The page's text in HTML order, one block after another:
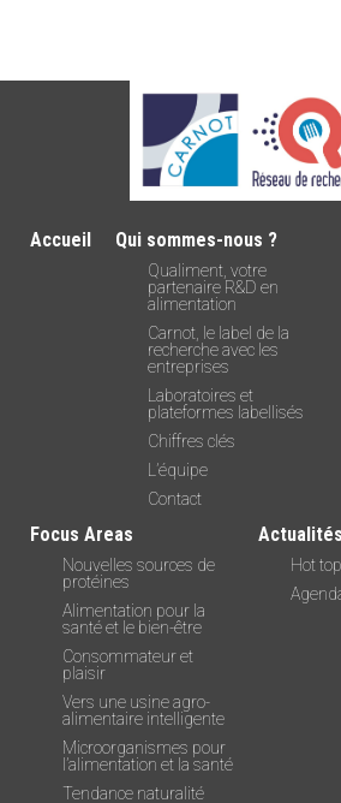
Accueil Qui sommes-nous ?
Qualiment, votre
partenaire R&D en
alimentation
Carnot, le label de la
recherche avec les
entreprises
Laboratoires et
plateformes labellisés
Chiffres clés
L’équipe
Contact
Focus Areas
Nouvelles sources de
protéines
Alimentation pour la
santé et le bien-être
Consommateur et
plaisir
Vers une usine agro-
alimentaire intelligente
Microorganismes pour
l’alimentation et la santé
Tendance naturalité
Actualités
Hot